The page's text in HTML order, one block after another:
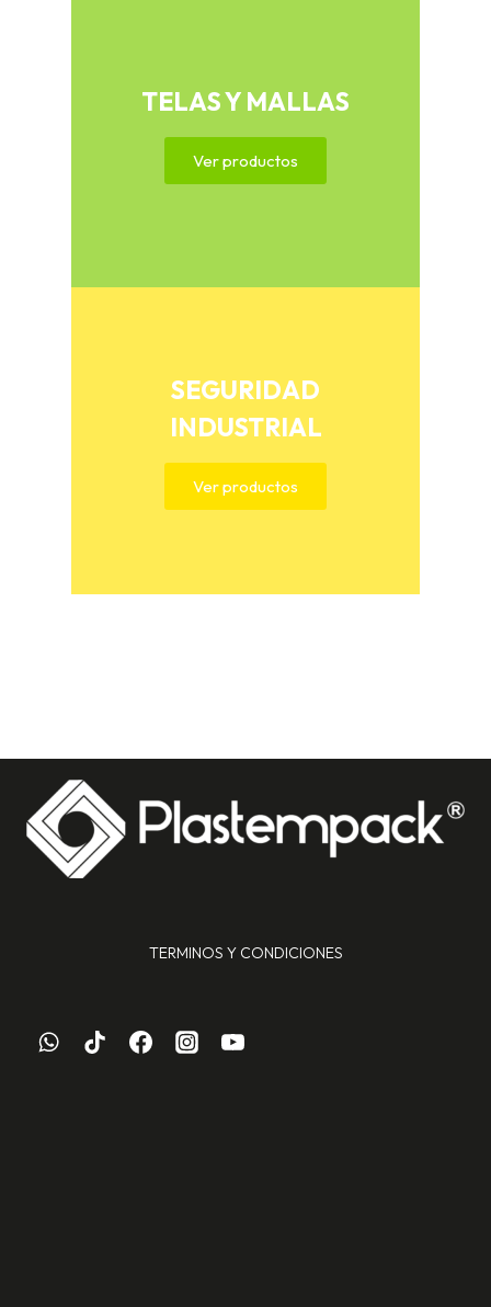
TELAS Y MALLAS
Ver productos
SEGURIDAD
INDUSTRIAL
Ver productos
TERMINOS Y CONDICIONES